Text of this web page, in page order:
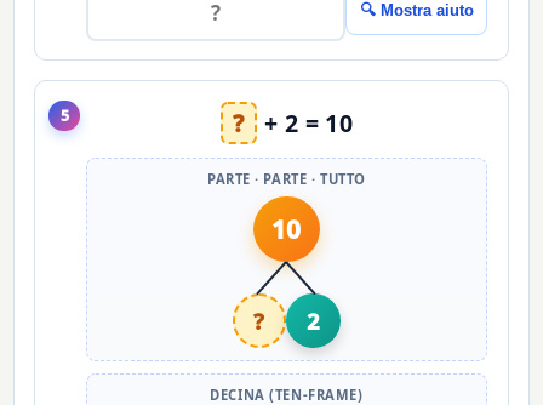
🔍 Mostra aiuto
5 ? + 2 = 10
PARTE · PARTE · TUTTO
10
? 2
DECINA (TEN-FRAME)